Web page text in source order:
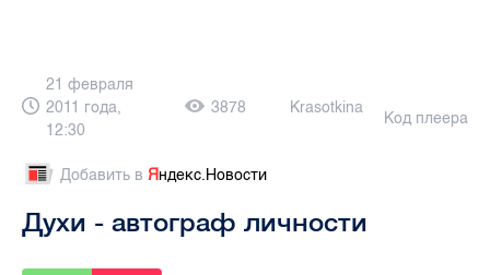
21 февраля
2011 года,
12:30
3878 Krasotkina
Код плеера
Добавить в Яндекс.Новости
Духи - автограф личности